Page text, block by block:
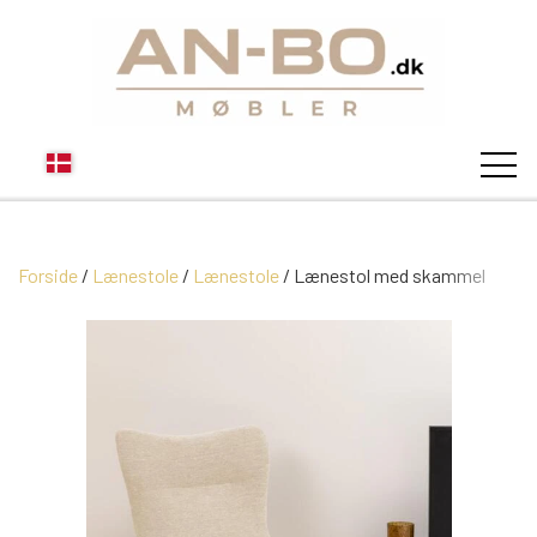
STUEN
MODUL SOFAER
MODUL SOFA DALLAS
VITRINER
SOVEVÆRELSE
Forside Lænestole Lænestole Lænestol med skammel